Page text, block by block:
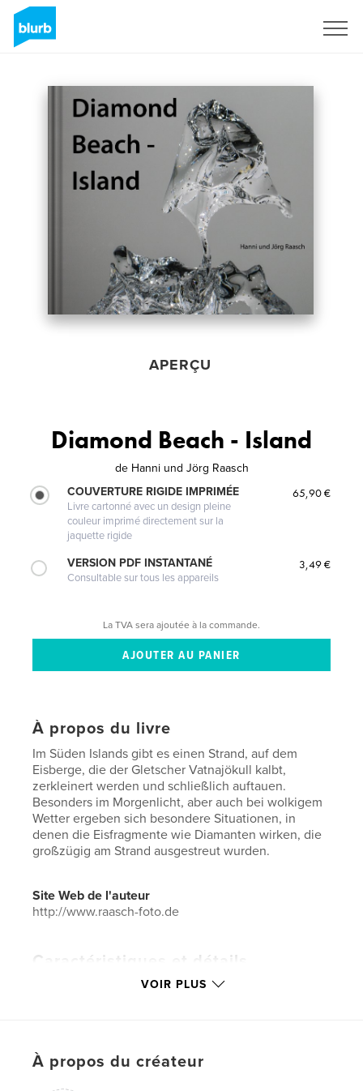
APERÇU
Diamond Beach - Island
de Hanni und Jörg Raasch
COUVERTURE RIGIDE IMPRIMÉE
Livre cartonné avec un design pleine
couleur imprimé directement sur la
jaquette rigide
65,90 €
VERSION PDF INSTANTANÉ
Consultable sur tous les appareils
3,49 €
La TVA sera ajoutée à la commande.
À propos du livre
Im Süden Islands gibt es einen Strand, auf dem
Eisberge, die der Gletscher Vatnajökull kalbt,
zerkleinert werden und schließlich auftauen.
Besonders im Morgenlicht, aber auch bei wolkigem
Wetter ergeben sich besondere Situationen, in
denen die Eisfragmente wie Diamanten wirken, die
großzügig am Strand ausgestreut wurden.
Site Web de l'auteur
http://www.raasch-foto.de
Caractéristiques et détails
Catégorie principale: Islande
Date de publication:
déc 20, 2020
VOIR PLUS
À propos du créateur